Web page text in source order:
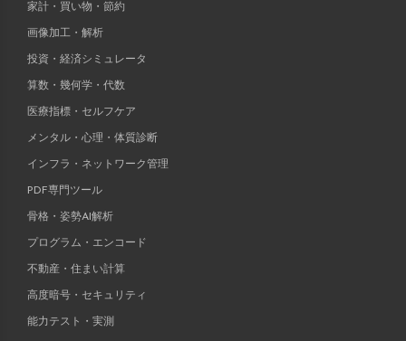
家計・買い物・節約
画像加工・解析
投資・経済シミュレータ
算数・幾何学・代数
医療指標・セルフケア
メンタル・心理・体質診断
インフラ・ネットワーク管理
PDF専門ツール
骨格・姿勢AI解析
プログラム・エンコード
不動産・住まい計算
高度暗号・セキュリティ
能力テスト・実測